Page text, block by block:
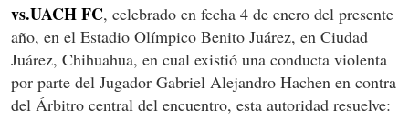
vs.UACH FC, celebrado en fecha 4 de enero del presente
año, en el Estadio Olímpico Benito Juárez, en Ciudad
Juárez, Chihuahua, en cual existió una conducta violenta
por parte del Jugador Gabriel Alejandro Hachen en contra
del Árbitro central del encuentro, esta autoridad resuelve: